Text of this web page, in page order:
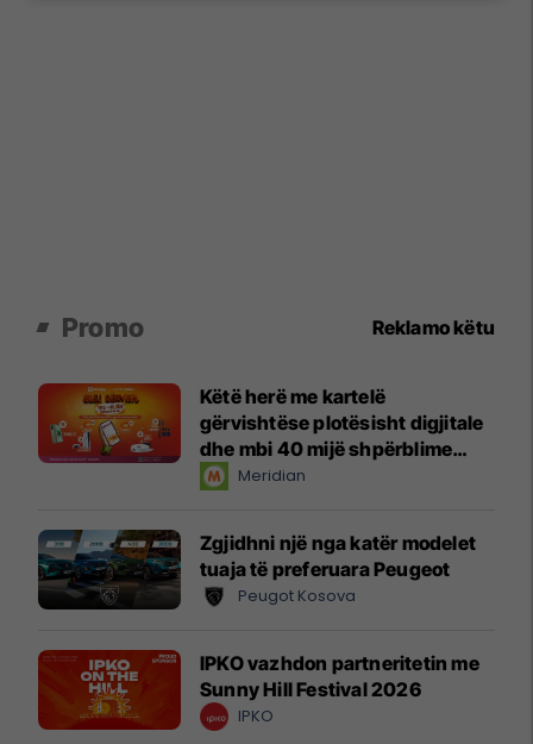
Promo Reklamo këtu
Këtë herë me kartelë
gërvishtëse plotësisht digjitale
dhe mbi 40 mijë shpërblime
instant!Meridian
Zgjidhni një nga katër modelet
tuaja të preferuara Peugeot
Peugot Kosova
IPKO vazhdon partneritetin me
Sunny Hill Festival 2026
IPKO